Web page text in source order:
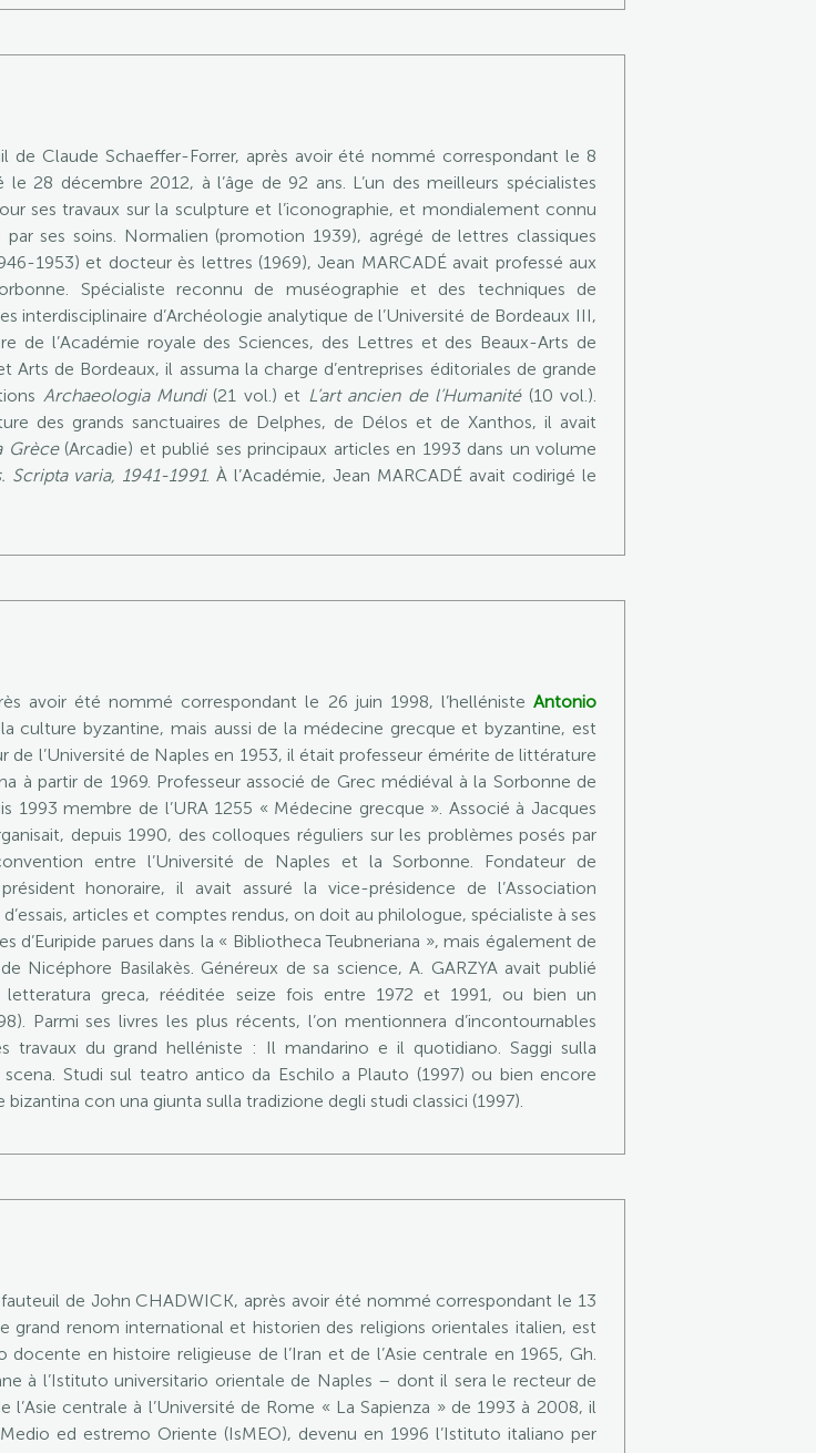
de Claude Schaeffer-Forrer, après avoir été nommé correspondant le 8
le 28 décembre 2012, à l’âge de 92 ans. L’un des meilleurs spécialistes
ses travaux sur la sculpture et l’iconographie, et mondialement connu
ses soins. Normalien (promotion 1939), agrégé de lettres classiques
1953) et docteur ès lettres (1969), Jean MARCADÉ avait professé aux
Spécialiste reconnu de muséographie et des techniques de
interdisciplinaire d’Archéologie analytique de l’Université de Bordeaux III,
de l’Académie royale des Sciences, des Lettres et des Beaux-Arts de
de Bordeaux, il assuma la charge d’entreprises éditoriales de grande
Archaeologia Mundi(21 vol.) et L’art ancien de l’Humanité(10 vol.).
des grands sanctuaires de Delphes, de Délos et de Xanthos, il avait
Grèce(Arcadie) et publié ses principaux articles en 1993 dans un volume
Scripta varia, 1941-1991. À l’Académie, Jean MARCADÉ avait codirigé le
avoir été nommé correspondant le 26 juin 1998, l’helléniste Antonio
culture byzantine, mais aussi de la médecine grecque et byzantine, est
de l’Université de Naples en 1953, il était professeur émérite de littérature
à partir de 1969. Professeur associé de Grec médiéval à la Sorbonne de
1993 membre de l’URA 1255 « Médecine grecque ». Associé à Jacques
depuis 1990, des colloques réguliers sur les problèmes posés par
entre l’Université de Naples et la Sorbonne. Fondateur de
honoraire, il avait assuré la vice-présidence de l’Association
articles et comptes rendus, on doit au philologue, spécialiste à ses
parues dans la « Bibliotheca Teubneriana », mais également de
Nicéphore Basilakès. Généreux de sa science, A. GARZYA avait publié
letteratura greca, rééditée seize fois entre 1972 et 1991, ou bien un
Parmi ses livres les plus récents, l’on mentionnera d’incontournables
travaux du grand helléniste : Il mandarino e il quotidiano. Saggi sulla
Studi sul teatro antico da Eschilo a Plauto (1997) ou bien encore
con una giunta sulla tradizione degli studi classici (1997).
de John CHADWICK, après avoir été nommé correspondant le 13
grand renom international et historien des religions orientales italien, est
en histoire religieuse de l’Iran et de l’Asie centrale en 1965, Gh.
à l’Istituto universitario orientale de Naples – dont il sera le recteur de
l’Asie centrale à l’Université de Rome « La Sapienza » de 1993 à 2008, il
ed estremo Oriente (IsMEO), devenu en 1996 l’Istituto italiano per